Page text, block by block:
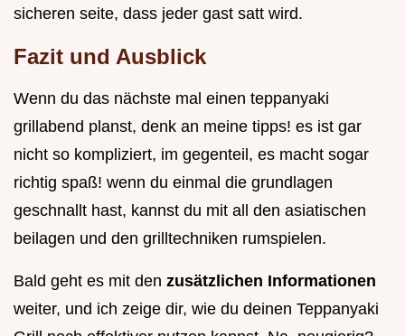
sicheren seite, dass jeder gast satt wird.
Fazit und Ausblick
Wenn du das nächste mal einen teppanyaki
grillabend planst, denk an meine tipps! es ist gar
nicht so kompliziert, im gegenteil, es macht sogar
richtig spaß! wenn du einmal die grundlagen
geschnallt hast, kannst du mit all den asiatischen
beilagen und den grilltechniken rumspielen.
Bald geht es mit den zusätzlichen Informationen
weiter, und ich zeige dir, wie du deinen Teppanyaki